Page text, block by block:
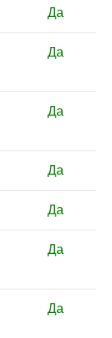
Да
Да
Да
Да
Да
Да
Да